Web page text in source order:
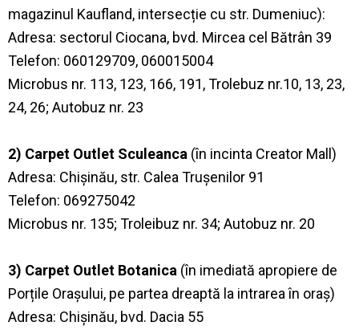
magazinul Kaufland, intersecție cu str. Dumeniuc):
Adresa: sectorul Ciocana, bvd. Mircea cel Bătrân 39
Telefon: 060129709, 060015004
Microbus nr. 113, 123, 166, 191, Trolebuz nr.10, 13, 23,
24, 26; Autobuz nr. 23
2) Carpet Outlet Sculeanca (în incinta Creator Mall)
Adresa: Chișinău, str. Calea Trușenilor 91
Telefon: 069275042
Microbus nr. 135; Troleibuz nr. 34; Autobuz nr. 20
3) Carpet Outlet Botanica (în imediată apropiere de
Porțile Orașului, pe partea dreaptă la intrarea în oraș)
Adresa: Chișinău, bvd. Dacia 55